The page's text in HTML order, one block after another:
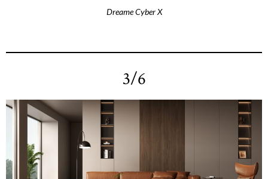
Dreame Cyber X
3/6